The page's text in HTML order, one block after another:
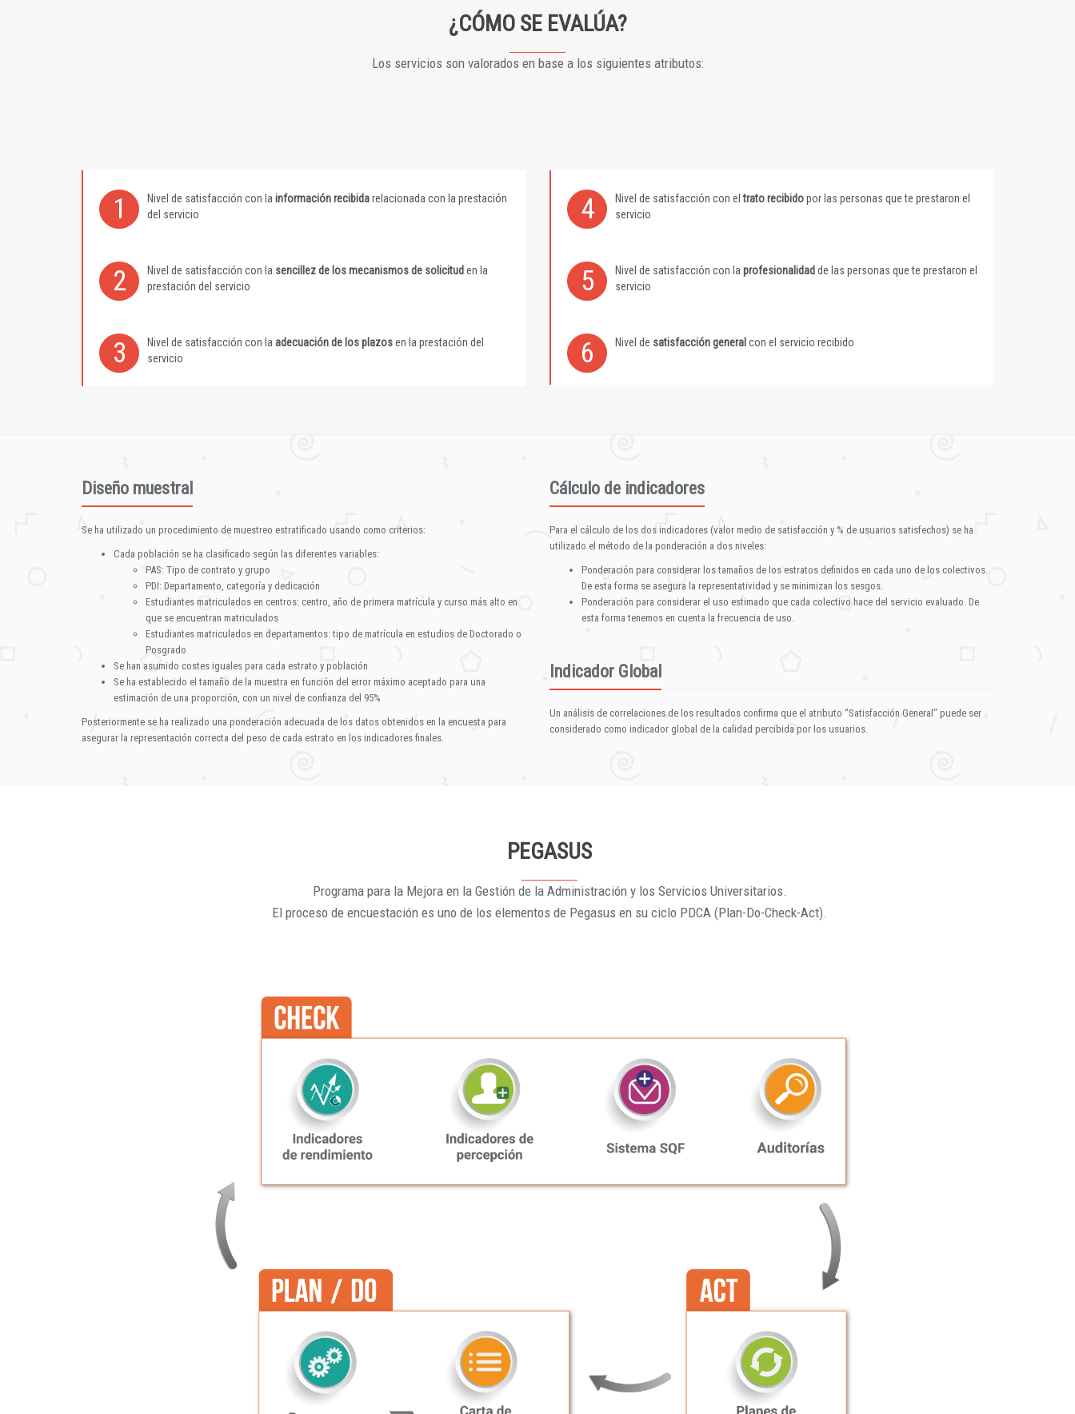
¿CÓMO SE EVALÚA?
Los servicios son valorados en base a los siguientes atributos:
1 Nivel de satisfacción con la información recibidarelacionada con la prestación
del servicio
4 Nivel de satisfacción con eltrato recibidopor las personas que te prestaron el
servicio
2 Nivel de satisfacción con la sencillez de los mecanismos de solicitud en la
prestación del servicio
5 Nivel de satisfacción con la profesionalidad de las personas que te prestaron el
servicio
3 Nivel de satisfacción con la adecuación de los plazosen la prestación del
servicio
6 Nivel de satisfacción general con el servicio recibido
Diseño muestral
Se ha utilizado un procedimiento de muestreo estratificado usando como criterios:
Cada población se ha clasificado según las diferentes variables:
PAS: Tipo de contrato y grupo
PDI: Departamento, categoría y dedicación
Estudiantes matriculados en centros: centro, año de primera matrícula y curso más alto en
que se encuentran matriculados
Estudiantes matriculados en departamentos: tipo de matrícula en estudios de Doctorado o
Posgrado
Se han asumido costes iguales para cada estrato y población
Se ha establecido el tamaño de la muestra en función del error máximo aceptado para una
estimación de una proporción, con un nivel de confianza del 95%
Posteriormente se ha realizado una ponderación adecuada de los datos obtenidos en la encuesta para
asegurar la representación correcta del peso de cada estrato en los indicadores finales.
Cálculo de indicadores
Para el cálculo de los dos indicadores (valor medio de satisfacción y % de usuarios satisfechos) se ha
utilizado el método de la ponderación a dos niveles:
Ponderación para considerar los tamaños de los estratos definidos en cada uno de los colectivos.
De esta forma se asegura la representatividad y se minimizan los sesgos.
Ponderación para considerar el uso estimado que cada colectivo hace del servicio evaluado. De
esta forma tenemos en cuenta la frecuencia de uso.
Indicador Global
Un análisis de correlaciones de los resultados confirma que el atributo "Satisfacción General" puede ser
considerado como indicador global de la calidad percibida por los usuarios.
PEGASUS
Programa para la Mejora en la Gestión de la Administración y los Servicios Universitarios.
El proceso de encuestación es uno de los elementos de Pegasus en su ciclo PDCA (Plan-Do-Check-Act).